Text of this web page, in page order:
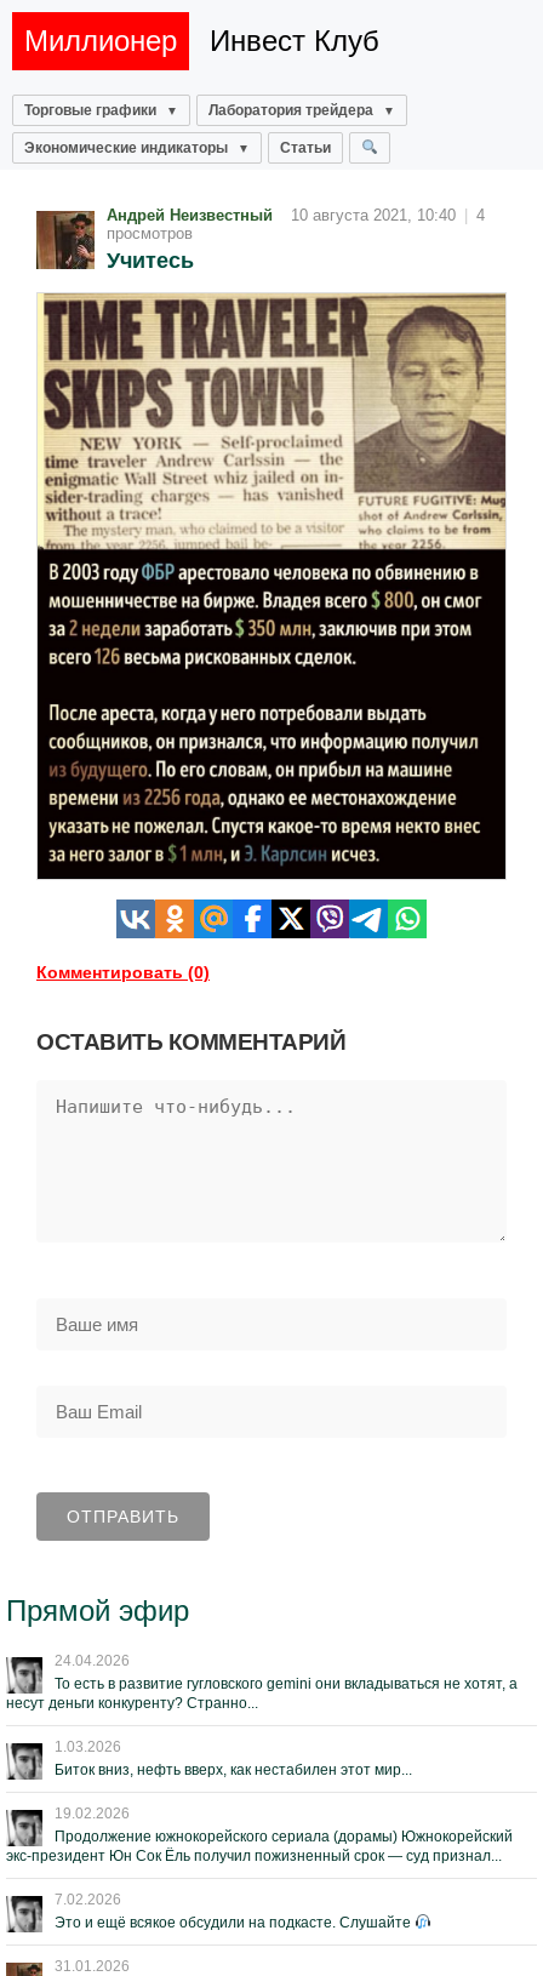
Миллионер Инвест Клуб
Торговые графики Лаборатория трейдера
Экономические индикаторы Статьи
Андрей Неизвестный 10 августа 2021, 10:40
4
просмотров
Учитесь
Комментировать (0)
ОСТАВИТЬ КОММЕНТАРИЙ
Прямой эфир
24.04.2026
То есть в развитие гугловского gemini они вкладываться не хотят, а
несут деньги конкуренту? Странно...
1.03.2026
Биток вниз, нефть вверх, как нестабилен этот мир...
19.02.2026
Продолжение южнокорейского сериала (дорамы) Южнокорейский
экс-президент Юн Сок Ёль получил пожизненный срок — суд признал...
7.02.2026
Это и ещё всякое обсудили на подкасте. Слушайте
31.01.2026